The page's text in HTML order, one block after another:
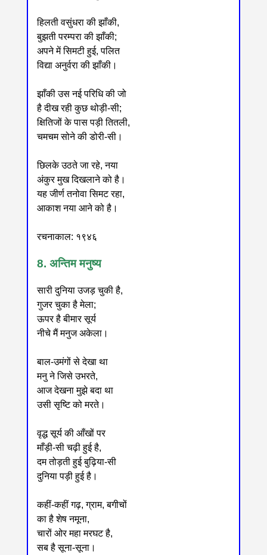
हिलती वसुंधरा की झाँकी,
बुझती परम्परा की झाँकी;
अपने में सिमटी हुई, पलित
विद्या अनुर्वरा की झाँकी।
झाँकी उस नई परिधि की जो
है दीख रही कुछ थोड़ी-सी;
क्षितिजों के पास पड़ी तितली,
चमचम सोने की डोरी-सी।
छिलके उठते जा रहे, नया
अंकुर मुख दिखलाने को है।
यह जीर्ण तनोवा सिमट रहा,
आकाश नया आने को है।
रचनाकाल: १९४६
8. अन्तिम मनुष्य
सारी दुनिया उजड़ चुकी है,
गुजर चुका है मेला;
ऊपर है बीमार सूर्य
नीचे मैं मनुज अकेला।
बाल-उमंगों से देखा था
मनु ने जिसे उभरते,
आज देखना मुझे बदा था
उसी सृष्टि को मरते।
वृद्ध सूर्य की आँखों पर
माँड़ी-सी चढ़ी हुई है,
दम तोड़ती हुई बुढ़िया-सी
दुनिया पड़ी हुई है।
कहीं-कहीं गढ़, ग्राम, बगीचों
का है शेष नमूना,
चारों ओर महा मरघट है,
सब है सूना-सूना।